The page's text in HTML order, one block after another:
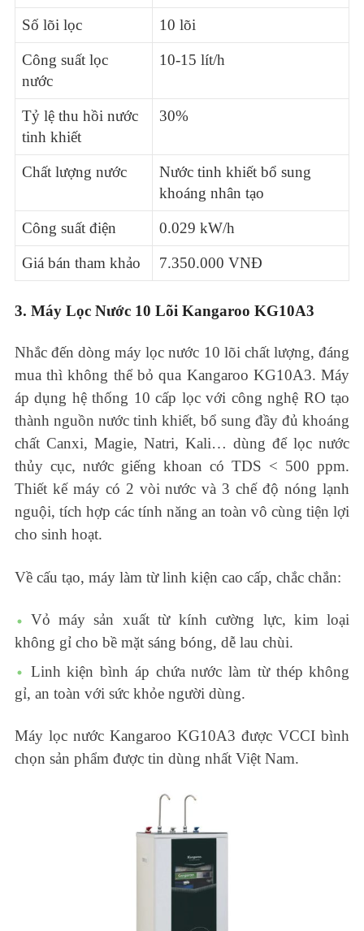
Số lõi lọc 10 lõi
Công suất lọc
nước
10-15 lít/h
Tỷ lệ thu hồi nước
tinh khiết
30%
Chất lượng nước
Nước tinh khiết bổ sung
khoáng nhân tạo
Công suất điện 0.029 kW/h
Giá bán tham khảo 7.350.000 VNĐ
3. Máy Lọc Nước 10 Lõi Kangaroo KG10A3
Nhắc đến dòng máy lọc nước 10 lõi chất lượng, đáng
mua thì không thể bỏ qua Kangaroo KG10A3. Máy
áp dụng hệ thống 10 cấp lọc với công nghệ RO tạo
thành nguồn nước tinh khiết, bổ sung đầy đủ khoáng
chất Canxi, Magie, Natri, Kali… dùng để lọc nước
thủy cục, nước giếng khoan có TDS < 500 ppm.
Thiết kế máy có 2 vòi nước và 3 chế độ nóng lạnh
nguội, tích hợp các tính năng an toàn vô cùng tiện lợi
cho sinh hoạt.
Về cấu tạo, máy làm từ linh kiện cao cấp, chắc chắn:
Vỏ máy sản xuất từ kính cường lực, kim loại
không gỉ cho bề mặt sáng bóng, dễ lau chùi.
Linh kiện bình áp chứa nước làm từ thép không
gỉ, an toàn với sức khỏe người dùng.
Máy lọc nước Kangaroo KG10A3 được VCCI bình
chọn sản phẩm được tin dùng nhất Việt Nam.